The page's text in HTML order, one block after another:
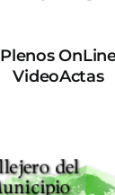
Plenos
VideoActas